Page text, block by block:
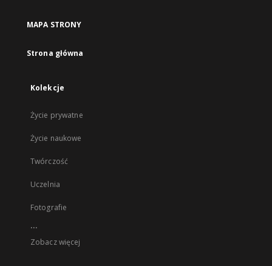
MAPA STRONY
Strona główna
Kolekcje
Życie prywatne
Życie naukowe
Twórczość
Uczelnia
Fotografie
...
Zobacz więcej